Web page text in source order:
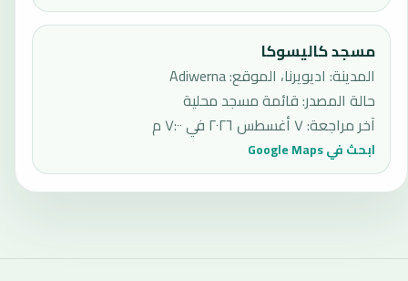
مسجد كاليسوكا
المدينة: اديويرنا، الموقع: Adiwerna
حالة المصدر:قائمة مسجد محلية
آخر مراجعة:٧ أغسطس ٢٠٢٦ في ٧:٠٠ م
ابحث في Google Maps